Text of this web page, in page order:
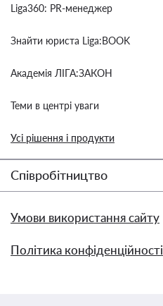
Liga360: PR-менеджер
Знайти юриста Liga:BOOK
Академія ЛІГА:ЗАКОН
Теми в центрі уваги
Усі рішення і продукти
Співробітництво
Умови використання сайту
Політика конфіденційності